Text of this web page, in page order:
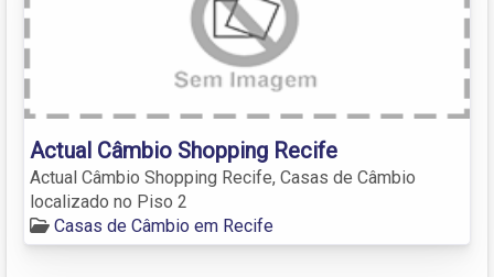
Actual Câmbio Shopping Recife
Actual Câmbio Shopping Recife, Casas de Câmbio
localizado no Piso 2
Casas de Câmbio em Recife